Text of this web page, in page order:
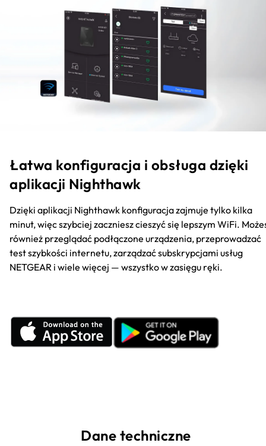
Łatwa konfiguracja i obsługa dzięki
aplikacji Nighthawk
Dzięki aplikacji Nighthawk konfiguracja zajmuje tylko kilka
minut, więc szybciej zaczniesz cieszyć się lepszym WiFi.
również przeglądać podłączone urządzenia, przeprowadzać
test szybkości internetu, zarządzać subskrypcjami usług
NETGEAR i wiele więcej — wszystko w zasięgu ręki.
Dane techniczne